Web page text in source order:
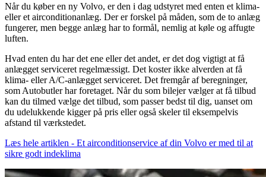
Når du køber en ny Volvo, er den i dag udstyret med enten et klima-
eller et airconditionanlæg. Der er forskel på måden, som de to anlæg
fungerer, men begge anlæg har to formål, nemlig at køle og affugte
luften.
Hvad enten du har det ene eller det andet, er det dog vigtigt at få
anlægget serviceret regelmæssigt. Det koster ikke alverden at få
klima- eller A/C-anlægget serviceret. Det fremgår af beregninger,
som Autobutler har foretaget. Når du som bilejer vælger at få tilbud
kan du tilmed vælge det tilbud, som passer bedst til dig, uanset om
du udelukkende kigger på pris eller også skeler til eksempelvis
afstand til værkstedet.
Læs hele artiklen - Et airconditionservice af din Volvo er med til at
sikre godt indeklima